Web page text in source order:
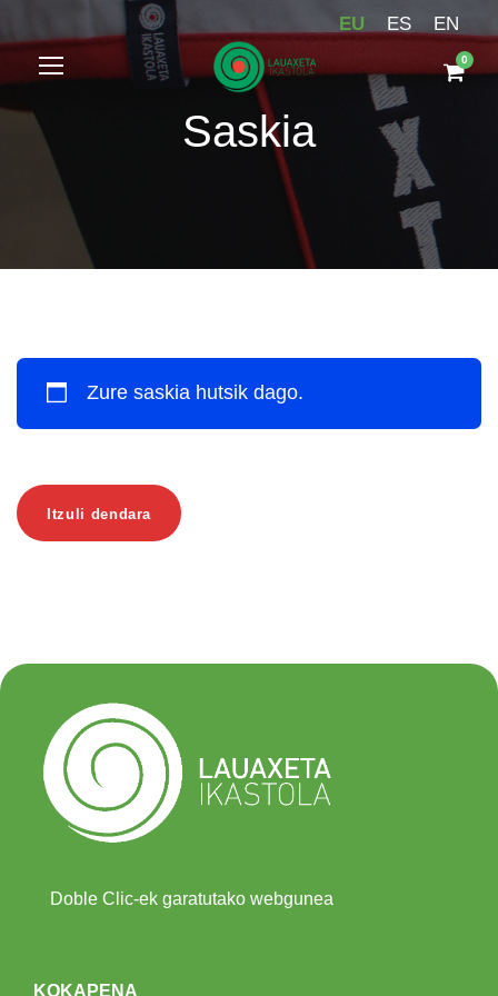
EU ES EN
0
Saskia
Zure saskia hutsik dago.
Itzuli dendara
Doble Clic-ek garatutako webgunea
KOKAPENA